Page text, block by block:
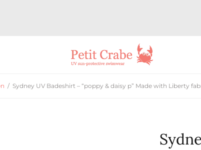
/ Sydney UV Badeshirt – “poppy & daisy p” Made with Liberty